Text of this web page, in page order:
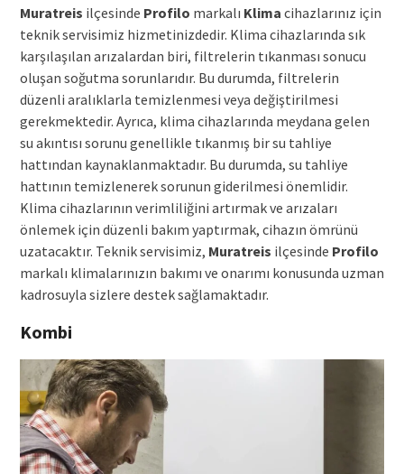
Muratreis ilçesinde Profilo markalı Klima cihazlarınız için
teknik servisimiz hizmetinizdedir. Klima cihazlarında sık
karşılaşılan arızalardan biri, filtrelerin tıkanması sonucu
oluşan soğutma sorunlarıdır. Bu durumda, filtrelerin
düzenli aralıklarla temizlenmesi veya değiştirilmesi
gerekmektedir. Ayrıca, klima cihazlarında meydana gelen
su akıntısı sorunu genellikle tıkanmış bir su tahliye
hattından kaynaklanmaktadır. Bu durumda, su tahliye
hattının temizlenerek sorunun giderilmesi önemlidir.
Klima cihazlarının verimliliğini artırmak ve arızaları
önlemek için düzenli bakım yaptırmak, cihazın ömrünü
uzatacaktır. Teknik servisimiz, Muratreis ilçesinde Profilo
markalı klimalarınızın bakımı ve onarımı konusunda uzman
kadrosuyla sizlere destek sağlamaktadır.
Kombi